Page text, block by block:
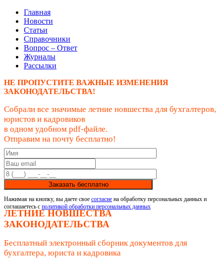
Главная
Новости
Статьи
Справочники
Вопрос – Ответ
Журналы
Рассылки
НЕ ПРОПУСТИТЕ ВАЖНЫЕ ИЗМЕНЕНИЯ
ЗАКОНОДАТЕЛЬСТВА!
Собрали все значимые летние новшества для бухгалтеров,
юристов и кадровиков
в одном удобном pdf-файле.
Отправим на почту бесплатно!
Заказать бесплатно
Нажимая на кнопку, вы даете свое согласие на обработку персональных данных и
соглашаетесь с политикой обработки персональных данных
ЛЕТНИЕ НОВШЕСТВА
ЗАКОНОДАТЕЛЬСТВА
Бесплатный электронный сборник документов для
бухгалтера, юриста и кадровика